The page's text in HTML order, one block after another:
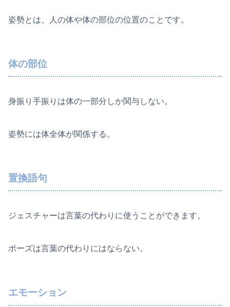
姿勢とは、人の体や体の部位の位置のことです。
体の部位
身振り手振りは体の一部分しか関与しない。
姿勢には体全体が関係する。
置換語句
ジェスチャーは言葉の代わりに使うことができます。
ポーズは言葉の代わりにはならない。
エモーション